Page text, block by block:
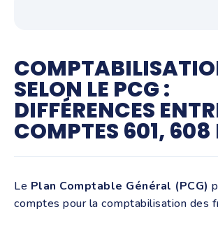
SELON LE PCG :
DIFFÉRENCES
COMPTES 601, 608
Le Plan Comptable Général (PCG)
comptes pour la comptabilisation des